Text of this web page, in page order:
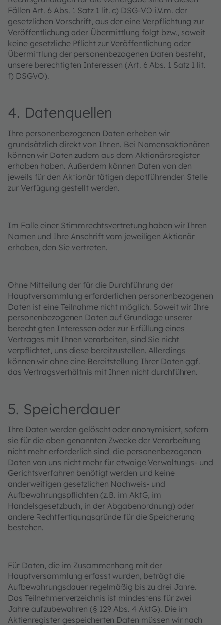
Fällen Art. 6 Abs. 1 Satz 1 lit. c) DSG-VO i.V.m. der
gesetzlichen Vorschrift, aus der eine Verpflichtung zur
Veröffentlichung oder Übermittlung folgt bzw., soweit
keine gesetzliche Pflicht zur Veröffentlichung oder
Übermittlung der personenbezogenen Daten besteht,
unsere berechtigten Interessen (Art. 6 Abs. 1 Satz 1 lit.
f) DSGVO).
4. Datenquellen
Ihre personenbezogenen Daten erheben wir
grundsätzlich direkt von Ihnen. Bei Namensaktionären
können wir Daten zudem aus dem Aktionärsregister
erhoben haben. Außerdem können Daten von den
jeweils für den Aktionär tätigen depotführenden Stelle
zur Verfügung gestellt werden.
Im Falle einer Stimmrechtsvertretung haben wir Ihren
Namen und Ihre Anschrift vom jeweiligen Aktionär
erhoben, den Sie vertreten.
Ohne Mitteilung der für die Durchführung der
Hauptversammlung erforderlichen personenbezogenen
Daten ist eine Teilnahme nicht möglich. Soweit wir Ihre
personenbezogenen Daten auf Grundlage unserer
berechtigten Interessen oder zur Erfüllung eines
Vertrages mit Ihnen verarbeiten, sind Sie nicht
verpflichtet, uns diese bereitzustellen. Allerdings
können wir ohne eine Bereitstellung Ihrer Daten ggf.
das Vertragsverhältnis mit Ihnen nicht durchführen.
5. Speicherdauer
Ihre Daten werden gelöscht oder anonymisiert, sofern
sie für die oben genannten Zwecke der Verarbeitung
nicht mehr erforderlich sind, die personenbezogenen
Daten von uns nicht mehr für etwaige Verwaltungs- und
Gerichtsverfahren benötigt werden und keine
anderweitigen gesetzlichen Nachweis- und
Aufbewahrungspflichten (z.B. im AktG, im
Handelsgesetzbuch, in der Abgabenordnung) oder
andere Rechtfertigungsgründe für die Speicherung
bestehen.
Für Daten, die im Zusammenhang mit der
Hauptversammlung erfasst wurden, beträgt die
Aufbewahrungsdauer regelmäßig bis zu drei Jahre.
Das Teilnehmerverzeichnis ist mindestens für zwei
Jahre aufzubewahren (§ 129 Abs. 4 AktG). Die im
Aktienregister gespeicherten Daten müssen wir nach